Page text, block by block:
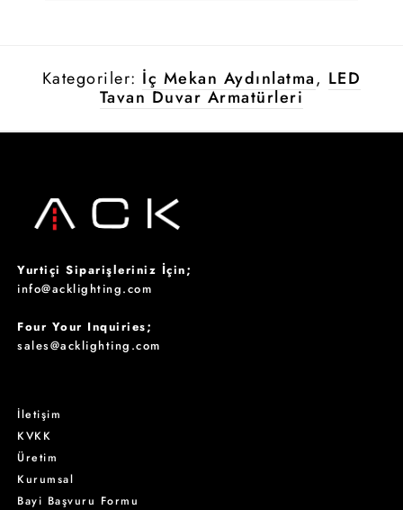
Kategoriler: İç Mekan Aydınlatma, LED
Tavan Duvar Armatürleri
Yurtiçi Siparişleriniz İçin;
info@acklighting.com
Four Your Inquiries;
sales@acklighting.com
İletişim
KVKK
Üretim
Kurumsal
Bayi Başvuru Formu